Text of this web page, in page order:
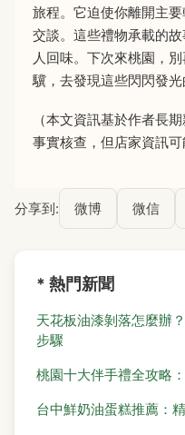
旅程。它迫使你離開主
交談。這些禮物承載的
人回味。下次來桃園，
驥，去發現這些閃閃發光
（本文資訊基於作者長
事實核查，但店家資訊可
分享到: 微博 微信
* 熱門新聞
天花板油漆剝落怎麼辦
步驟
桃園十大伴手禮全攻略
台中鮮奶油蛋糕推薦：